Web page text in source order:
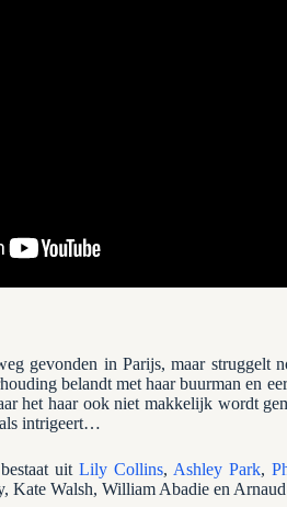
gevonden in Parijs, maar struggelt
belandt met haar buurman en
het haar ook niet makkelijk wordt
intrigeert…
uit Lily Collins, Ashley Park,
Kate Walsh, William Abadie en